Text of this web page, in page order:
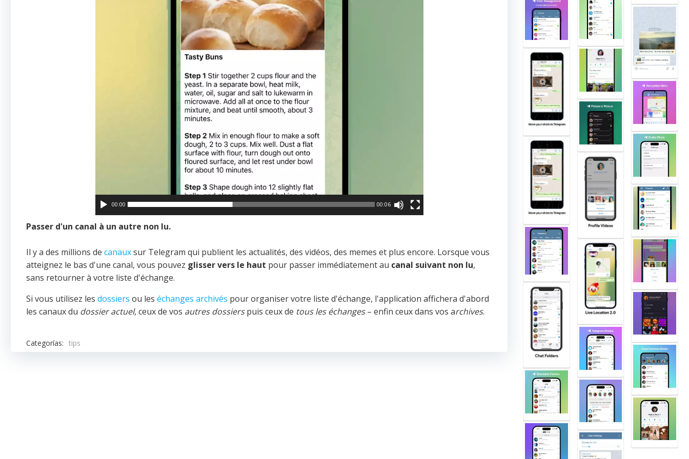
00:00 00:06
Passer d'un canal à un autre non lu.
Il y a des millions de canauxsur Telegram qui publient les actualités, des vidéos, des memes et plus encore. Lorsque vous
atteignez le bas d'une canal, vous pouvez glisser vers le haut pour passer immédiatement au canal suivant non lu,
sans retourner à votre liste d'échange.
Si vous utilisez les dossiers ou les échanges archivés pour organiser votre liste d'échange, l'application affichera d'abord
les canaux du dossier actuel, ceux de vos autres dossierspuis ceux de tous les échanges– enfin ceux dans vos archives.
Categorías: tips